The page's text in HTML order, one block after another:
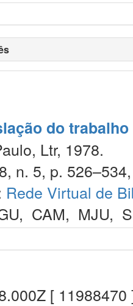
do trabalho
Ltr, 1978.
n. 5, p.
Rede Virtual de
, CAM, MJU,
[ 11988470